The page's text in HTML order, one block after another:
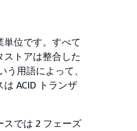
位です。すべて
トアは整合した
う用語によって、
ACID トランザ
スでは 2 フェーズ